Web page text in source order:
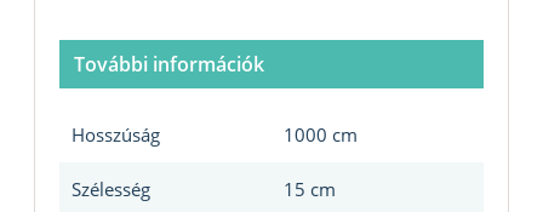
További információk
Hosszúság 1000 cm
Szélesség 15 cm